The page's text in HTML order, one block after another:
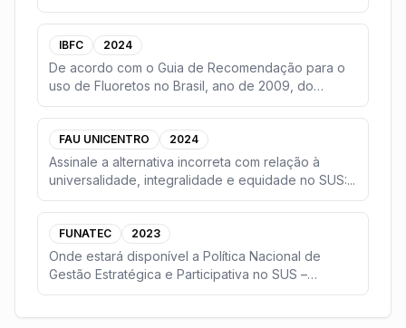
e...
IBFC 2024
De acordo com o Guia de Recomendação para o
uso de Fluoretos no Brasil, ano de 2009, do
Ministério d...
FAU UNICENTRO 2024
Assinale a alternativa incorreta com relação à
universalidade, integralidade e equidade no SUS:...
FUNATEC 2023
Onde estará disponível a Política Nacional de
Gestão Estratégica e Participativa no SUS –
PARTICIPAS...